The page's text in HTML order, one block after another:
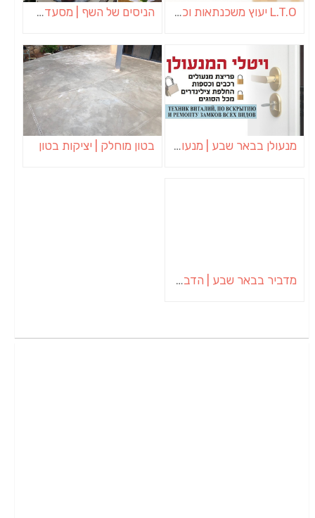
L.T.O יעוץ משכנתאות וכלכלת משפחה | יועץ משכנתאות באשכול הניסים של השף | מסעדת שף בבית | ארוחות גורמה
מנעולן בבאר שבע | מנעולן באופקים | ויטלי המנעולן בטון מוחלק | יציקות בטון
מדביר בבאר שבע | הדברה בבאר שבע | יוגב הדברות